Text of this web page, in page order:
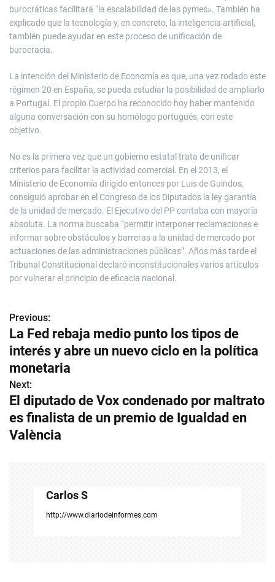
burocráticas facilitará “la escalabilidad de las pymes». También ha
explicado que la tecnología y, en concreto, la inteligencia artificial,
también puede ayudar en este proceso de unificación de
burocracia.
La intención del Ministerio de Economía es que, una vez rodado este
régimen 20 en España, se pueda estudiar la posibilidad de ampliarlo
a Portugal. El propio Cuerpo ha reconocido hoy haber mantenido
alguna conversación con su homólogo portugués, con este
objetivo.
No es la primera vez que un gobierno estatal trata de unificar
criterios para facilitar la actividad comercial. En el 2013, el
Ministerio de Economía dirigido entonces por Luis de Guindos,
consiguió aprobar en el Congreso de los Diputados la ley garantía
de la unidad de mercado. El Ejecutivo del PP contaba con mayoría
absoluta. La norma buscaba “permitir interponer reclamaciones e
informar sobre obstáculos y barreras a la unidad de mercado por
actuaciones de las administraciones públicas”. Años más tarde el
Tribunal Constitucional declaró inconstitucionales varios artículos
por vulnerar el principio de eficacia nacional.
N
a
v
e
g
a
Previous:
La Fed rebaja medio punto los tipos de
interés y abre un nuevo ciclo en la política
monetaria
Next:
El diputado de Vox condenado por maltrato
es finalista de un premio de Igualdad en
València
Carlos S
http://www.diariodeinformes.com